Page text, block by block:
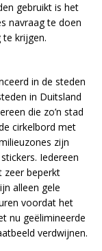
gebruikt is het
navraag te doen
krijgen.
in de steden
in Duitsland
die zo’n stad
cirkelbord met
zijn
Iedereen
zeer beperkt
alleen gele
voordat het
nu geëlimineerde
verdwijnen.